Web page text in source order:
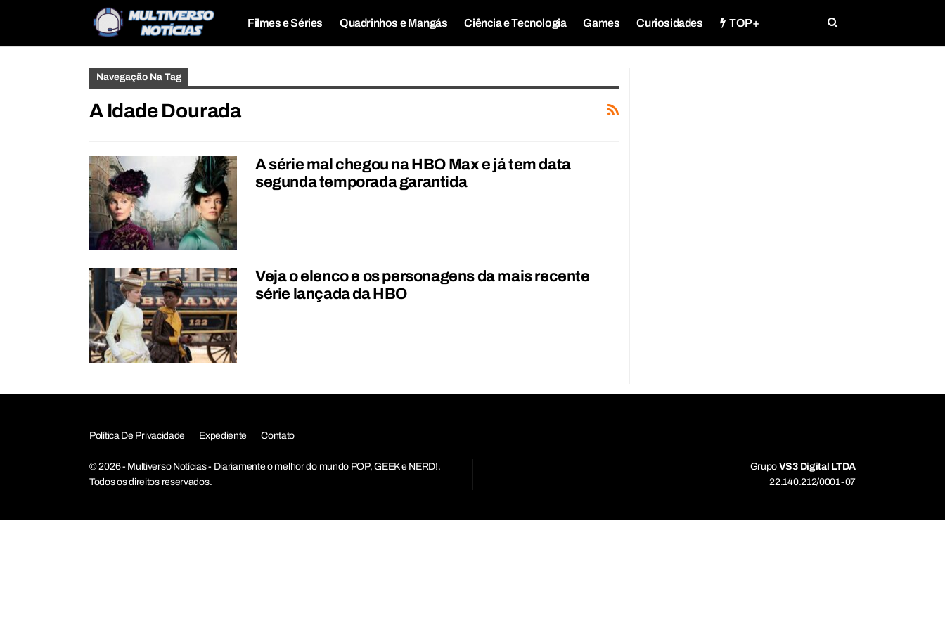
Filmes e Séries Quadrinhos e Mangás Ciência e Tecnologia Games Curiosidades TOP+
Navegação Na Tag
A Idade Dourada
A série mal chegou na HBO Max e já tem data
segunda temporada garantida
Veja o elenco e os personagens da mais recente
série lançada da HBO
Política De Privacidade Expediente Contato
© 2026 - Multiverso Notícias - Diariamente o melhor do mundo POP, GEEK e NERD!.
Todos os direitos reservados.
Grupo VS3 Digital LTDA
22.140.212/0001-07